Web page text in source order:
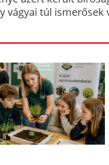
vágyai túl ismerősek